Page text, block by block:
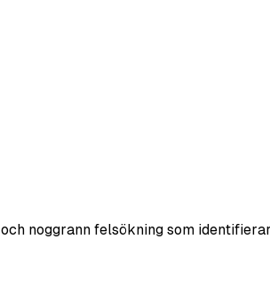
noggrann felsökning som